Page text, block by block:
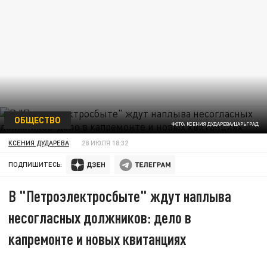
ФОТО: КСЕНИЯ ДУДАРЕВА/ЦАРЬГРАД
ОБЩЕСТВО
КСЕНИЯ ДУДАРЕВА 28 ИЮЛЯ 18:32
ПОДПИШИТЕСЬ:
В "Петроэлектросбыте" ждут наплыва
несогласных должников: дело в
капремонте и новых квитанциях